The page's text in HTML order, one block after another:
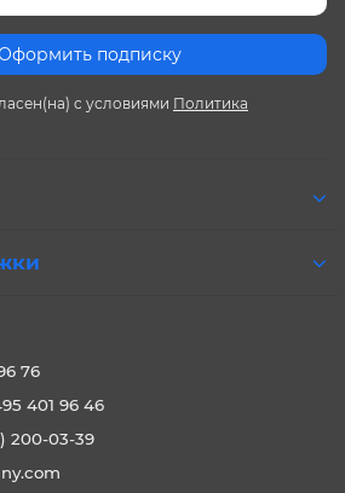
подписку
с условиями Политика
76
401 96 46
200-03-39